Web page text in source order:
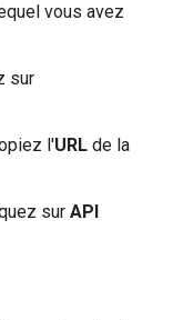
vous avez
sur
l'URL de la
sur API